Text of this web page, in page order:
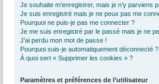
Je souhaite m’enregistrer, mais je n’y parviens
Je suis enregistré mais je ne peux pas me
Pourquoi ne puis-je pas me connecter ?
Je me suis enregistré par le passé mais je ne
J’ai perdu mon mot de passe !
Pourquoi suis-je automatiquement déconnecté ?
À quoi sert « Supprimer les cookies » ?
Paramètres et préférences de l’utilisateur